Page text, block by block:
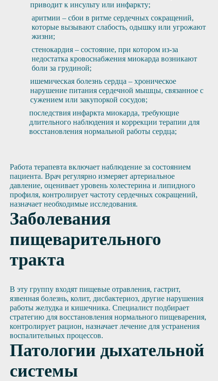
приводит к инсульту или инфаркту;
аритмии – сбои в ритме сердечных сокращений,
которые вызывают слабость, одышку или угрожают
жизни;
стенокардия – состояние, при котором из-за
недостатка кровоснабжения миокарда возникают
боли за грудиной;
ишемическая болезнь сердца – хроническое
нарушение питания сердечной мышцы, связанное с
сужением или закупоркой сосудов;
последствия инфаркта миокарда, требующие
длительного наблюдения и коррекции терапии для
восстановления нормальной работы сердца;
Работа терапевта включает наблюдение за состоянием
пациента. Врач регулярно измеряет артериальное
давление, оценивает уровень холестерина и липидного
профиля, контролирует частоту сердечных сокращений,
назначает необходимые исследования.
Заболевания
пищеварительного
тракта
В эту группу входят пищевые отравления, гастрит,
язвенная болезнь, колит, дисбактериоз, другие нарушения
работы желудка и кишечника. Специалист подбирает
стратегию для восстановления нормального пищеварения,
контролирует рацион, назначает лечение для устранения
воспалительных процессов.
Патологии дыхательной
системы